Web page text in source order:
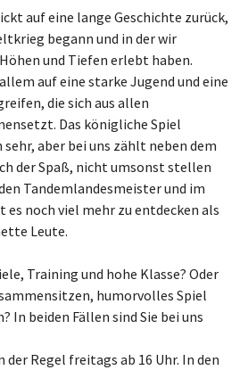
auf eine lange Geschichte zurück,
begann und in der wir
und Tiefen erlebt haben.
auf eine starke Jugend und eine
die sich aus allen
Das königliche Spiel
aber bei uns zählt neben dem
der Spaß, nicht umsonst stellen
Tandemlandesmeister und im
es noch viel mehr zu entdecken als
Leute.
Training und hohe Klasse? Oder
humorvolles Spiel
In beiden Fällen sind Sie bei uns
Regel freitags ab 16 Uhr. In den